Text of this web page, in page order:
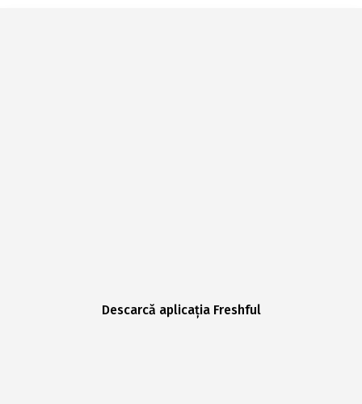
Descarcă aplicația Freshful